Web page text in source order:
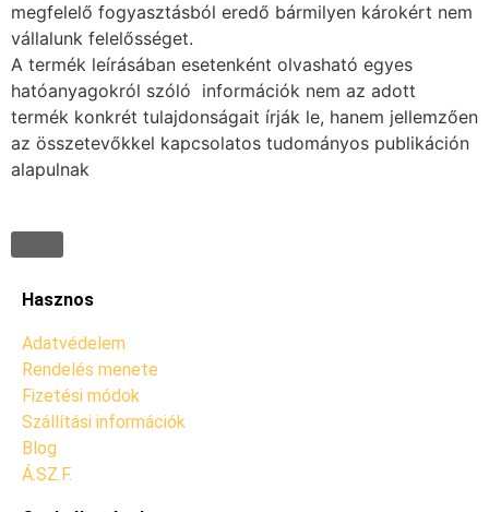
megfelelő fogyasztásból eredő bármilyen károkért nem
vállalunk felelősséget.
A termék leírásában esetenként olvasható egyes
hatóanyagokról szóló információk nem az adott
termék konkrét tulajdonságait írják le, hanem jellemzően
az összetevőkkel kapcsolatos tudományos publikáción
alapulnak
Hasznos
Adatvédelem
Rendelés menete
Fizetési módok
Szállítási információk
Blog
Á.SZ.F.